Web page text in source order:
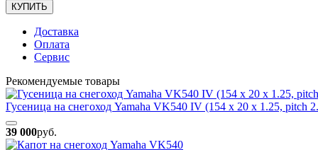
КУПИТЬ
Доставка
Оплата
Сервис
Рекомендуемые товары
Гусеница на снегоход Yamaha VK540 IV (154 x 20 x 1.25, pitch
39 000руб.